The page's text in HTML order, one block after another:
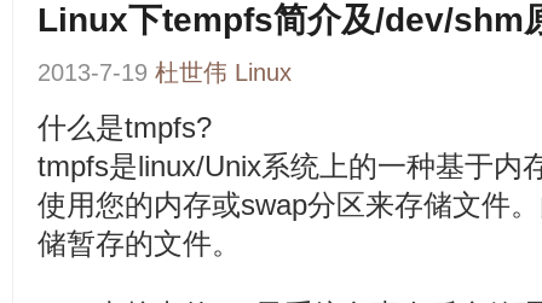
Linux下tempfs简介及/dev/shm
2013-7-19 杜世伟 Linux
什么是tmpfs?
tmpfs是linux/Unix系统上的一种基于内
使用您的内存或swap分区来存储文件
储暂存的文件。